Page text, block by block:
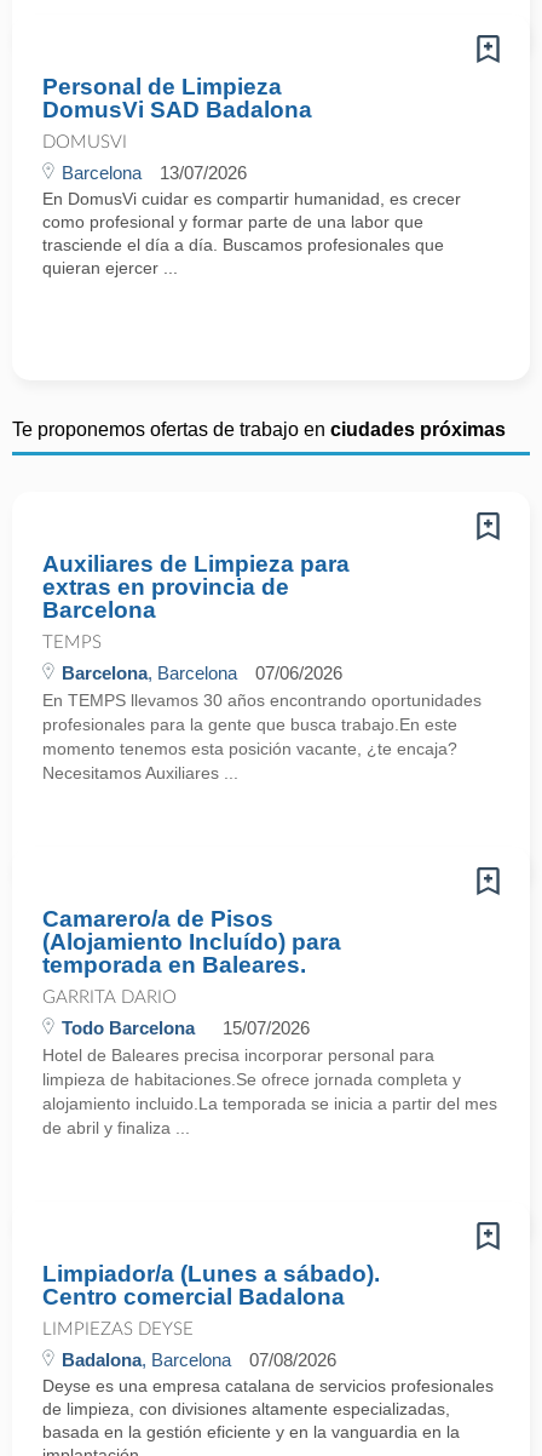
Personal de Limpieza
DomusVi SAD Badalona
DOMUSVI
Barcelona 13/07/2026
En DomusVi cuidar es compartir humanidad, es crecer
como profesional y formar parte de una labor que
trasciende el día a día. Buscamos profesionales que
quieran ejercer ...
Te proponemos ofertas de trabajo en ciudades próximas
Auxiliares de Limpieza para
extras en provincia de
Barcelona
TEMPS
Barcelona, Barcelona 07/06/2026
En TEMPS llevamos 30 años encontrando oportunidades
profesionales para la gente que busca trabajo.En este
momento tenemos esta posición vacante, ¿te encaja?
Necesitamos Auxiliares ...
Camarero/a de Pisos
(Alojamiento Incluído) para
temporada en Baleares.
GARRITA DARIO
Todo Barcelona 15/07/2026
Hotel de Baleares precisa incorporar personal para
limpieza de habitaciones.Se ofrece jornada completa y
alojamiento incluido.La temporada se inicia a partir del mes
de abril y finaliza ...
Limpiador/a (Lunes a sábado).
Centro comercial Badalona
LIMPIEZAS DEYSE
Badalona, Barcelona 07/08/2026
Deyse es una empresa catalana de servicios profesionales
de limpieza, con divisiones altamente especializadas,
basada en la gestión eficiente y en la vanguardia en la